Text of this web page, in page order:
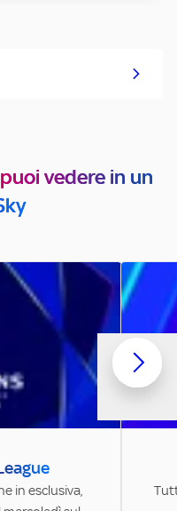
vedere in un
in esclusiva,